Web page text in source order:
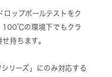
ップボールテストをク
100℃の環境下でもクラ
持ちます。
ーズ」にのみ対応する